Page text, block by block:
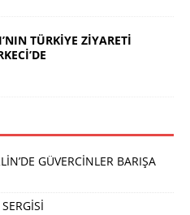
TÜRKİYE ZİYARETİ
GÜVERCİNLER BARIŞA